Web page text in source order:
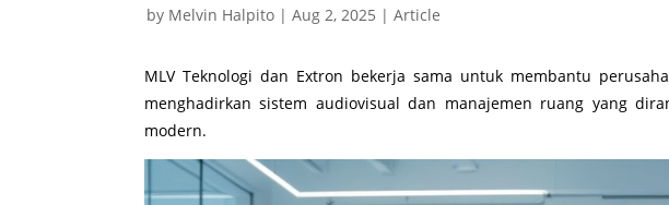
by Melvin Halpito |Aug 2, 2025 |Article
MLV Teknologi dan Extron bekerja sama untuk membantu
menghadirkan sistem audiovisual dan manajemen ruang yang
modern.